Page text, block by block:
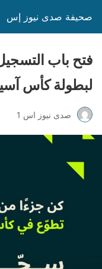
صحيفة صدى نيوز إس
فتح باب
لبطولة كأس آسيا
صدى نيوز اس 1